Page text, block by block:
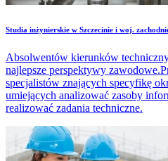
Studia inżynierskie w Szczecinie i woj.
Absolwentów kierunków
najlepsze perspektywy
specjalistów znających specyfikę
umiejących analizować zasoby
realizować zadania techniczne.